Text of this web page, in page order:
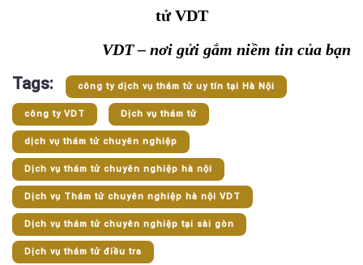
tử VDT
VDT – nơi gửi gắm niềm tin của bạn
Tags: công ty dịch vụ thám tử uy tín tại Hà Nội
công ty VDT Dịch vụ thám tử
dịch vụ thám tử chuyên nghiệp
Dịch vụ thám tử chuyên nghiệp hà nội
Dịch vụ Thám tử chuyên nghiệp hà nội VDT
Dịch vụ thám tử chuyên nghiệp tại sài gòn
Dịch vụ thám tử điều tra